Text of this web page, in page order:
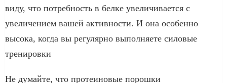
виду, что потребность в белке увеличивается с
увеличением вашей активности. И она особенно
высока, когда вы регулярно выполняете силовые
тренировки
Не думайте, что протеиновые порошки